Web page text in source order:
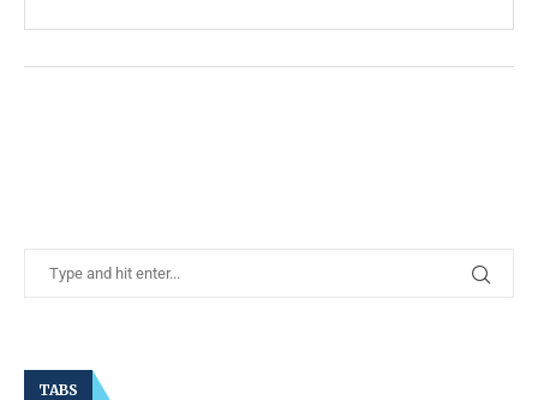
TABS